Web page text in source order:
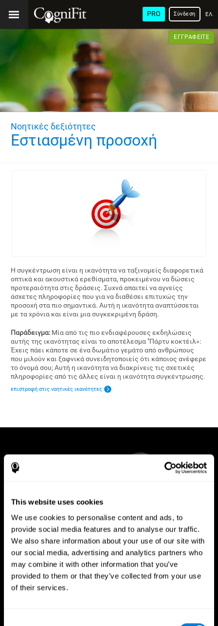
This website uses cookies
We use cookies to personalise content and ads, to
provide social media features and to analyse our traffic.
We also share information about your use of our site with
our social media, advertising and analytics partners who
may combine it with other information that you’ve
provided to them or that they’ve collected from your use
of their services.
PRO Σύνδεση
ΕΓΓΡΑΦΕΊΤΕ
Νοητικές δεξιότητες
Εστιασμένη προσοχή
Η συγκέντρωση είναι η ικανότητα να ταξινομείς διαφορετικά
οπτικά και ακουστικά ερεθίσματα, προκειμένου να δώσεις
προτεραιότητα στις δράσεις. Συχνά απαιτεί να αγνείςς
άσχετες πληροφορίες που για να διαθέσει επιτυχώς την
προσοχή στα πιο σημαντικά. Αυτή η ικανότητα αναπτύσσεται
με τα χρόνια και είναι μια συγκεκριμένη δράση.
Παράδειγμα: Μία από τις πιο ενδιαφέρουσες εκδηλώσεις
αυτής της ικανότητας είναι το αποτέλεσμα "Πάρτυ κοκτέιλ»:
Έχεις πάει κάποτε σε ένα δωμάτιο γεμάτο από ανθρώπους
που μιλούν και ξαφνικά συνειδητοποιείς ότι κάποιος ανέφερε
το όνομά σου; Αυτή η ικανότητα να διακρίνεις τις σχετικές
πληροφορίες από τις άλλες είναι η ικανότητα συγκέντρωσης.
επιστροφή στις νοητικές ικανότητες